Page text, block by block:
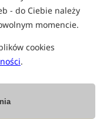
- do Ciebie należy
momencie.
cookies
.